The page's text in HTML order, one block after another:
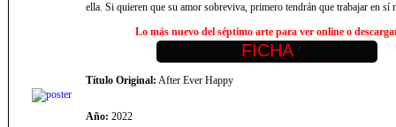
ella. Si quieren que su amor sobreviva, primero tendrán que trabajar en sí
Lo más nuevo del séptimo arte para ver online o
Título Original: After Ever Happy
Año: 2022